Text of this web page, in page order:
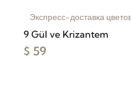
Экспресс-доставка
9 Gül ve Krizantem
$ 59